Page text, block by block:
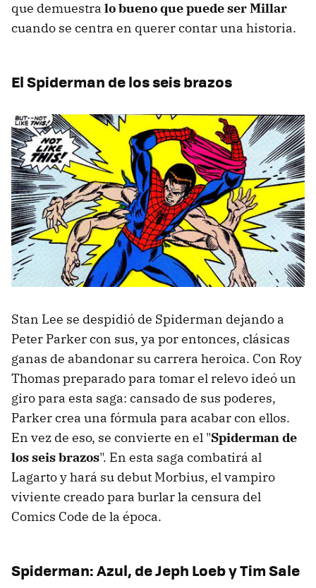
que demuestra lo bueno que puede ser Millar
cuando se centra en querer contar una historia.
El Spiderman de los seis brazos
Stan Lee se despidió de Spiderman dejando a
Peter Parker con sus, ya por entonces, clásicas
ganas de abandonar su carrera heroica. Con Roy
Thomas preparado para tomar el relevo ideó un
giro para esta saga: cansado de sus poderes,
Parker crea una fórmula para acabar con ellos.
En vez de eso, se convierte en el "Spiderman de
los seis brazos". En esta saga combatirá al
Lagarto y hará su debut Morbius, el vampiro
viviente creado para burlar la censura del
Comics Code de la época.
Spiderman: Azul, de Jeph Loeb y Tim Sale